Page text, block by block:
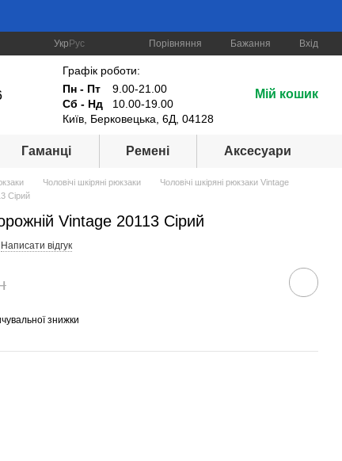
Укр Рус Порівняння Бажання Вхід
Графік роботи:
Пн - Пт
9.00-21.00
Сб - Нд
10.00-19.00
Київ, Берковецька, 6Д, 04128
Мій кошик
Гаманці Ремені Аксесуари
Чоловічі шкіряні рюкзаки
Чоловічі шкіряні рюкзаки Vintage
Сірий
Vintage 20113 Сірий
Написати відгук
знижки